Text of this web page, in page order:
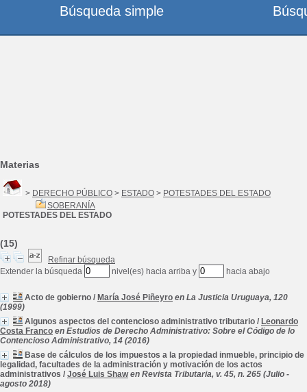
Materias
> DERECHO PÚBLICO > ESTADO > POTESTADES DEL ESTADO
SOBERANÍA
POTESTADES DEL ESTADO
(15)
Refinar búsqueda
Extender la búsqueda
nivel(es) hacia arriba y hacia abajo
Acto de gobierno / María José Piñeyro en La Justicia Uruguaya, 120
(1999)
Algunos aspectos del contencioso administrativo tributario / Leonardo
Costa Franco en Estudios de Derecho Administrativo: Sobre el Código de lo
Contencioso Administrativo, 14 (2016)
Base de cálculos de los impuestos a la propiedad inmueble, principio de
legalidad, facultades de la administración y motivación de los actos
administrativos / José Luis Shaw en Revista Tributaria, v. 45, n. 265 (Julio -
agosto 2018)
Búsqueda simple